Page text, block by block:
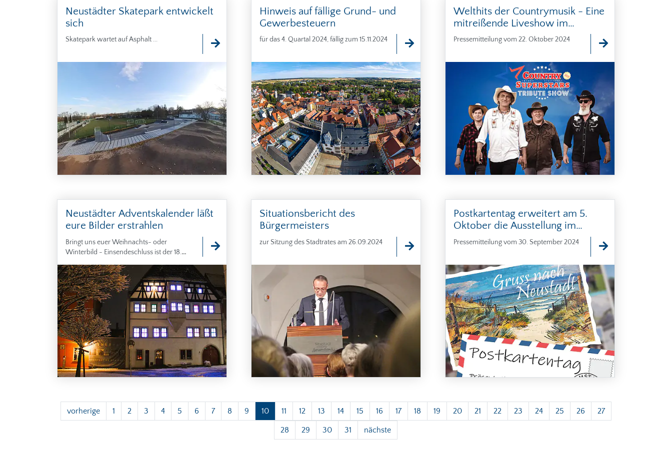
Neustädter Skatepark entwickelt
sich
Skatepark wartet auf Asphalt ...
Hinweis auf fällige Grund- und
Gewerbesteuern
für das 4. Quartal 2024, fällig zum 15.11.2024
Welthits der Countrymusik - Eine
mitreißende Liveshow im
Neustädter AugustinerSaal
Pressemitteilung vom 22. Oktober 2024
Neustädter Adventskalender läßt
eure Bilder erstrahlen
Bringt uns euer Weihnachts- oder
Winterbild - Einsendeschluss ist der 18.
Situationsbericht des
Bürgermeisters
zur Sitzung des Stadtrates am 26.09.2024
Postkartentag erweitert am 5.
Oktober die Ausstellung im
Museum für Stadtgeschichte
Pressemitteilung vom 30. September 2024
vorherige 1 2 3 4 5 6 7 8 9 10 11 12 13 14 15 16 17 18 19 20 21 22 23 24 25 26 27
28 29 30 31 nächste